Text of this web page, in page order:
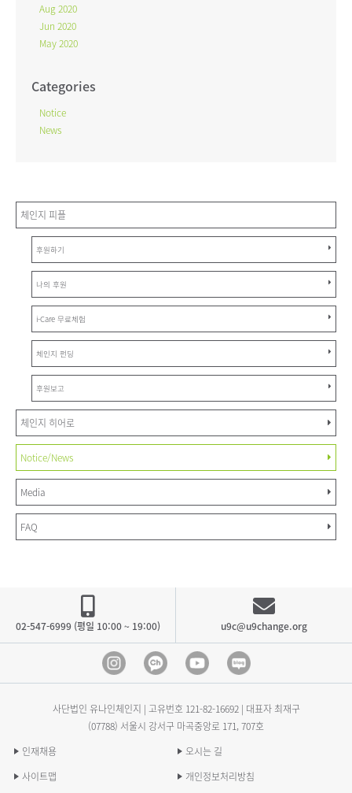
Aug 2020
Jun 2020
May 2020
Categories
Notice
News
체인지 피플
후원하기
나의 후원
i-Care 무료체험
체인지 펀딩
후원보고
체인지 히어로
Notice/News
Media
FAQ
02-547-6999 (평일 10:00 ~ 19:00) u9c@u9change.org
InstagramKakao Channel
Youtube blog
사단법인 유나인체인지 | 고유번호 121-82-16692| 대표자 최재구
(07788) 서울시 강서구 마곡중앙로 171, 707호
인재채용
오시는 길
사이트맵
개인정보처리방침